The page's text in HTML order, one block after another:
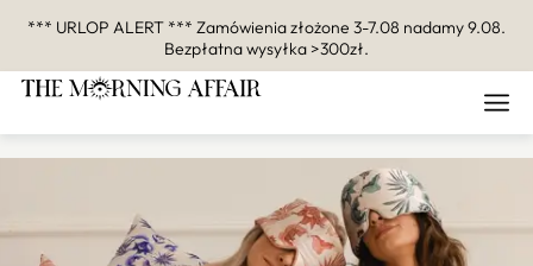
*** URLOP ALERT *** Zamówienia złożone 3-7.08 nadamy 9.08.
Bezpłatna wysyłka >300zł.